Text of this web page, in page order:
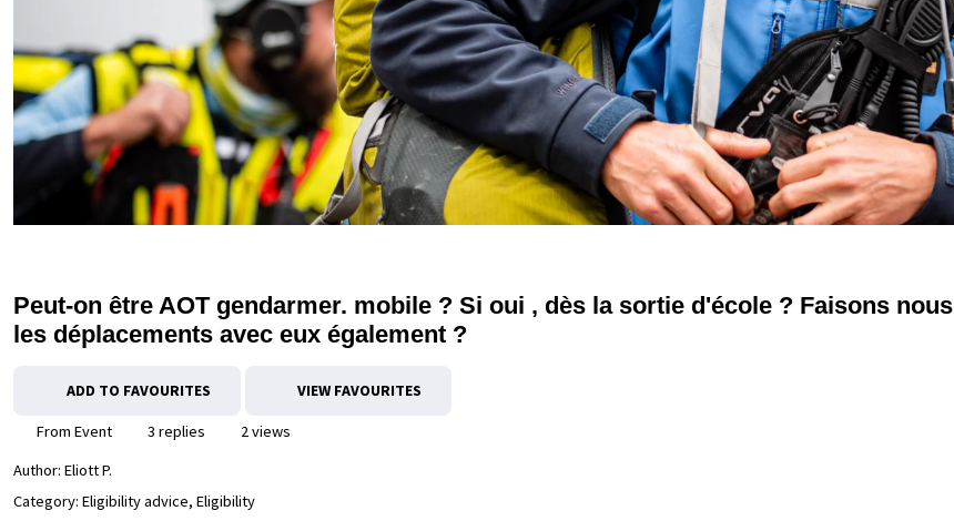
Peut-on être AOT gendarmer. mobile ? Si oui , dès la sortie d'école ? Faisons nous
les déplacements avec eux également ?
ADD TO FAVOURITES VIEW FAVOURITES
From Event 3 replies
2 views
Author: Eliott P.
Category: Eligibility advice, Eligibility